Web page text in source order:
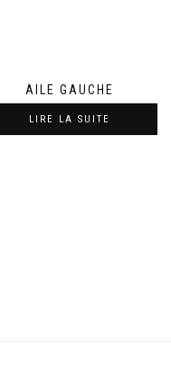
AILE GAUCHE
LIRE LA SUITE